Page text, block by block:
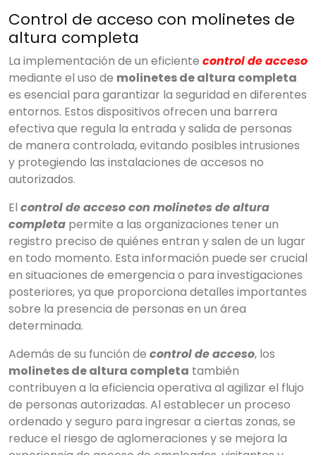
Control de acceso con molinetes de
altura completa
La implementación de un eficiente control de acceso
mediante el uso de molinetes de altura completa
es esencial para garantizar la seguridad en diferentes
entornos. Estos dispositivos ofrecen una barrera
efectiva que regula la entrada y salida de personas
de manera controlada, evitando posibles intrusiones
y protegiendo las instalaciones de accesos no
autorizados.
El control de acceso con molinetes de altura
completa permite a las organizaciones tener un
registro preciso de quiénes entran y salen de un lugar
en todo momento. Esta información puede ser crucial
en situaciones de emergencia o para investigaciones
posteriores, ya que proporciona detalles importantes
sobre la presencia de personas en un área
determinada.
Además de su función de control de acceso, los
molinetes de altura completa también
contribuyen a la eficiencia operativa al agilizar el flujo
de personas autorizadas. Al establecer un proceso
ordenado y seguro para ingresar a ciertas zonas, se
reduce el riesgo de aglomeraciones y se mejora la